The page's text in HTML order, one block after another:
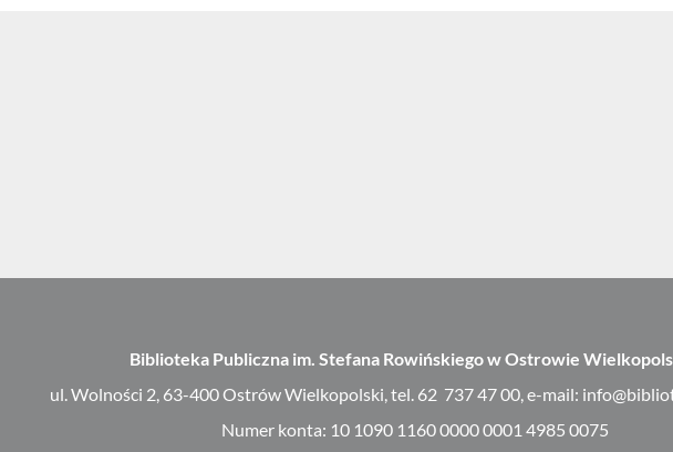
Biblioteka Publiczna im. Stefana Rowińskiego w Ostrowie
ul. Wolności 2, 63-400 Ostrów Wielkopolski, tel. 62 737 47 00, e-mail:
Numer konta: 10 1090 1160 0000 0001 4985 0075